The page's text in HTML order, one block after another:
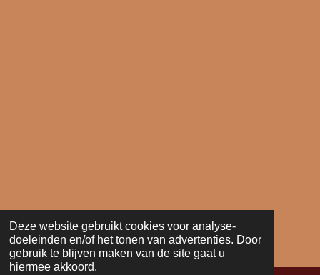
Deze website gebruikt cookies voor analyse-
doeleinden en/of het tonen van advertenties. Door
gebruik te blijven maken van de site gaat u
hiermee akkoord.